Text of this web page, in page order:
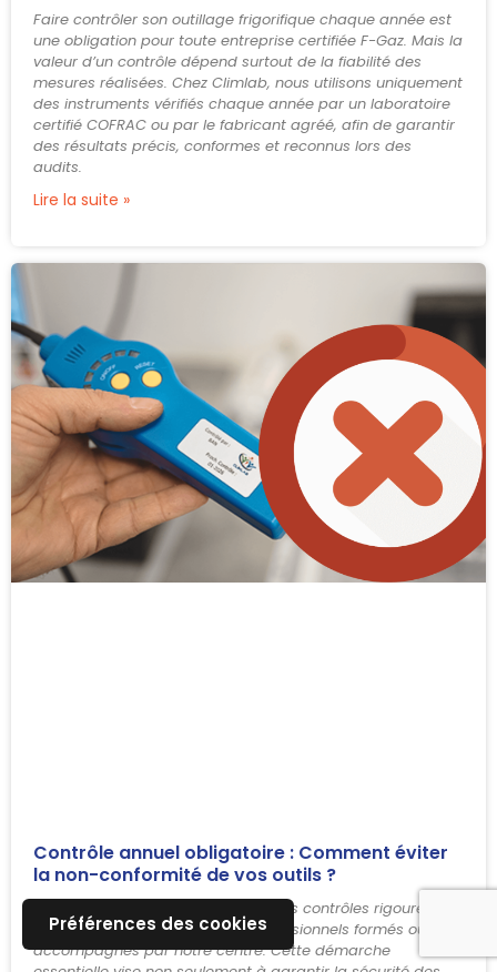
Préférences des cookies
Faire contrôler son outillage frigorifique chaque année est
une obligation pour toute entreprise certifiée F-Gaz. Mais la
valeur d’un contrôle dépend surtout de la fiabilité des
mesures réalisées. Chez Climlab, nous utilisons uniquement
des instruments vérifiés chaque année par un laboratoire
certifié COFRAC ou par le fabricant agréé, afin de garantir
des résultats précis, conformes et reconnus lors des
audits.
Lire la suite »
Contrôle annuel obligatoire : Comment éviter
la non-conformité de vos outils ?
Chaque année, Climlab effectue des contrôles rigoureux
sur les outils frigorifiques des professionnels formés ou
accompagnés par notre centre. Cette démarche